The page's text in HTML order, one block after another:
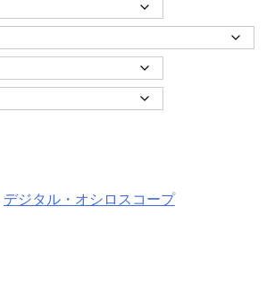
デジタル・オシロスコープ